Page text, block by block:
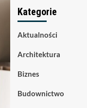
Kategorie
Aktualności
Architektura
Biznes
Budownictwo